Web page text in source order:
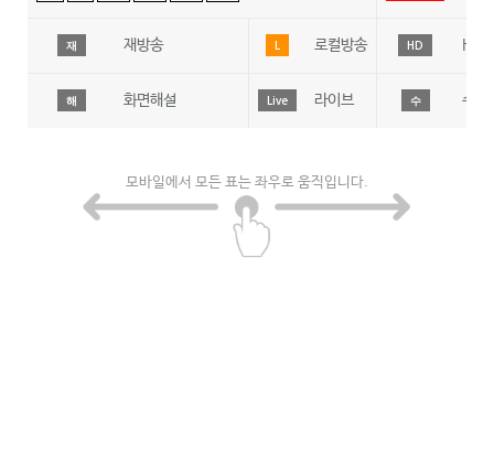
재 재방송 L 로컬방송 HD HD
해 화면해설 Live 라이브 수 수어
모바일에서 모든 표는 좌우로 움직입니다.